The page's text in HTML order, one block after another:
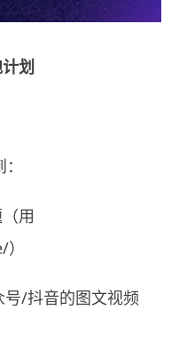
划
用
/抖音的图文视频